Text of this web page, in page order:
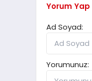
Yorum Yap
Ad Soyad:
Yorumunuz: